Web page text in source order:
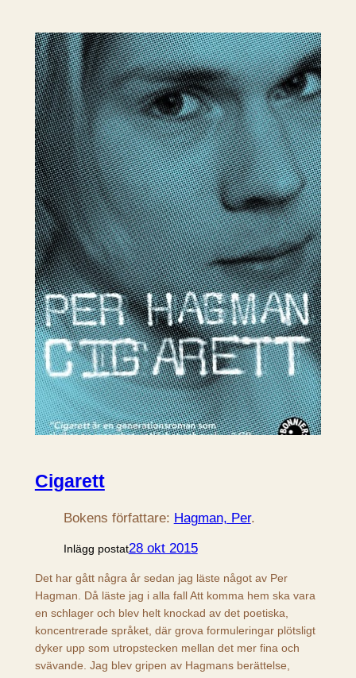
Cigarett
Bokens författare: Hagman, Per.
Inlägg postat28 okt 2015
Det har gått några år sedan jag läste något av Per
Hagman. Då läste jag i alla fall Att komma hem ska vara
en schlager och blev helt knockad av det poetiska,
koncentrerade språket, där grova formuleringar plötsligt
dyker upp som utropstecken mellan det mer fina och
svävande. Jag blev gripen av Hagmans berättelse,